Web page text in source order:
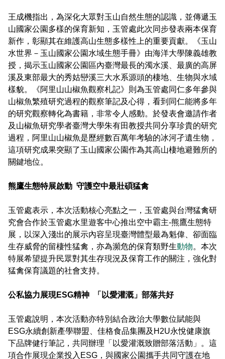
請願及訴願
建造及使用執照案件統計
建築執照申請進度與缺失查詢
建築物公共安全申報案件即時進度查詢
利益衝突迴避揭露專區
公共工程生態檢核專區
檔案應用活動
玉山國公園粉絲專頁
線上玉山
Bahasa indonesia
Deutsche
Français
España
王成機指出， 為深化大眾對玉山自然生態的認識，並傳遞玉
山國家公園多樣的保育新知，玉管處此次同步發表兩本保育
新作， 彰顯其在維護高山生態多樣性上的重要貢獻。《玉山
水世界－玉山國家公園水域生態手冊》由海洋大學陳義雄教
授，揭示玉山國家公園區內臺灣最長的濁水溪、最廣的高屏
溪及東部最大的秀姑巒溪三大水系源頭的棲地、生物與水域
樣貌。《阿里山山椒魚觀察札記》則為玉管處同仁多年參與
山椒魚繁殖研究過程的觀察筆記及心得， 看到同仁能將多年
的研究觀察轉化為書籍，非常令人感動。 於發表會邀請作者
及山椒魚研究學者臺灣大學朱有田教授共同分享珍貴的研究
過程，阿里山山椒魚是歷經數百萬年考驗的冰河孑遺生物，
這項研究成果突顯了玉山國家公園作為其高山棲地避難所的
關鍵地位。
熊鷹生態特展啟動 守護空中最壯碩猛禽
玉管處表示，本次活動核心亮點之一，玉管處與台灣猛禽研
究會合作於玉管處水里遊客中心推出空中霸主-熊鷹生態特
展，以深入淺出的展示內容呈現臺灣體型最為魁偉、卻面臨
生存威脅的留棲性猛禽，亦為瀕危的保育類野生動物。本次
特展希望提升民眾對其生存現況及保育工作的關注，強化對
猛禽保育議題的社會支持。
公私協力展現ESG精神 「以愛灌溉」部落共好
玉管處說明，本次活動亦特別結合政治大學數位賦能與
ESG永續創新產學聯盟、佳格食品集團及 H2U永悅健康旗
下品牌健行筆記，共同辦理「以愛灌溉致贈部落活動」。這
項合作展現企業投入 ESG ，與國家公園攜手共同守護在地